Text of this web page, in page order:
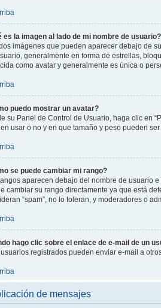
es la imagen al lado de mi nombre de usuario?
imágenes que pueden aparecer debajo de
generalmente en forma de estrellas,
como avatar y generalmente es única o
puedo mostrar un avatar?
su Panel de Control de Usuario, haga clic en
usar o no y en que tamaño y peso pueden
se puede cambiar mi rango?
aparecen debajo del nombre de usuario
cambiar su rango directamente ya que está
“spam”, no lo toleran, y moderadores o
hago clic sobre el enlace de e-mail de un
registrados pueden enviar e-mail a
de mensajes